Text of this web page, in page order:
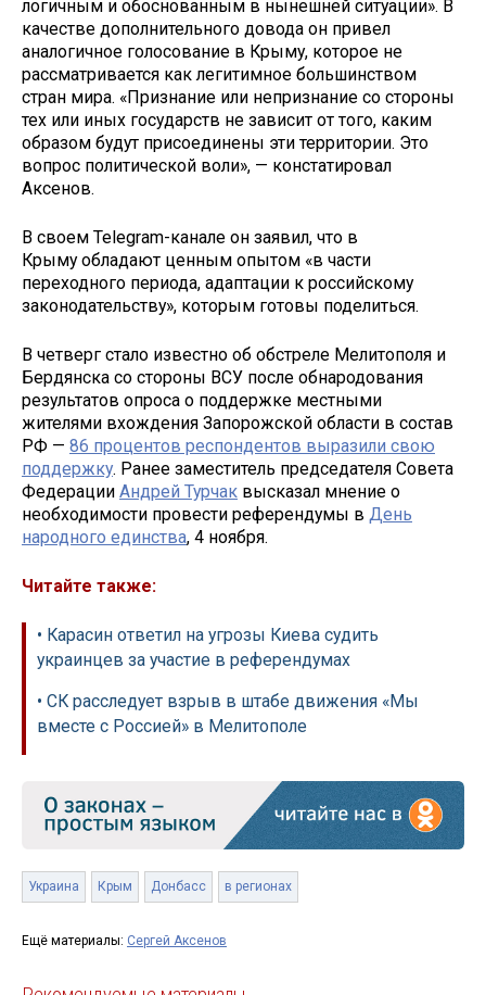
логичным и обоснованным в нынешней ситуации». В
качестве дополнительного довода он привел
аналогичное голосование в Крыму, которое не
рассматривается как легитимное большинством
стран мира. «Признание или непризнание со стороны
тех или иных государств не зависит от того, каким
образом будут присоединены эти территории. Это
вопрос политической воли», — констатировал
Аксенов.
В своем Telegram-канале он заявил, что в
Крыму обладают ценным опытом «в части
переходного периода, адаптации к российскому
законодательству», которым готовы поделиться.
В четверг стало известно об обстреле Мелитополя и
Бердянска со стороны ВСУ после обнародования
результатов опроса о поддержке местными
жителями вхождения Запорожской области в состав
РФ — 86 процентов респондентов выразили свою
поддержку. Ранее заместитель председателя Совета
Федерации Андрей Турчак высказал мнение о
необходимости провести референдумы в День
народного единства, 4 ноября.
Читайте также:
• Карасин ответил на угрозы Киева судить
украинцев за участие в референдумах
• СК расследует взрыв в штабе движения «Мы
вместе с Россией» в Мелитополе
Украина Крым Донбасс в регионах
Ещё материалы: Сергей Аксенов